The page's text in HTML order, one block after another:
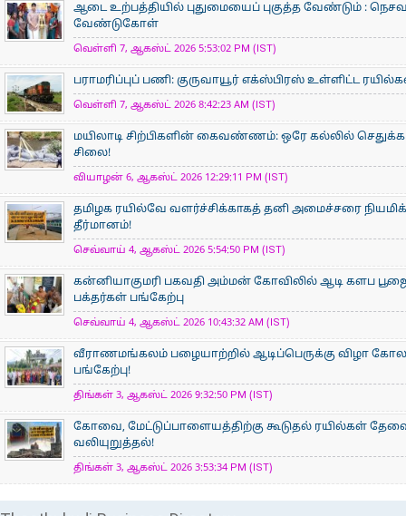
ஆடை உற்பத்தியில் புதுமையைப் புகுத்த வேண்டும் :
வேண்டுகோள்
வெள்ளி 7, ஆகஸ்ட் 2026 5:53:02 PM (IST)
பராமரிப்புப் பணி: குருவாயூர் எக்ஸ்பிரஸ் உள்ளிட்ட
வெள்ளி 7, ஆகஸ்ட் 2026 8:42:23 AM (IST)
மயிலாடி சிற்பிகளின் கைவண்ணம்: ஒரே கல்லில்
சிலை!
வியாழன் 6, ஆகஸ்ட் 2026 12:29:11 PM (IST)
தமிழக ரயில்வே வளர்ச்சிக்காகத் தனி அமைச்சரை
தீர்மானம்!
செவ்வாய் 4, ஆகஸ்ட் 2026 5:54:50 PM (IST)
கன்னியாகுமரி பகவதி அம்மன் கோவிலில் ஆடி களப
பக்தர்கள் பங்கேற்பு
செவ்வாய் 4, ஆகஸ்ட் 2026 10:43:32 AM (IST)
வீராணமங்கலம் பழையாற்றில் ஆடிப்பெருக்கு விழா
பங்கேற்பு!
திங்கள் 3, ஆகஸ்ட் 2026 9:32:50 PM (IST)
கோவை, மேட்டுப்பாளையத்திற்கு கூடுதல் ரயில்கள்
வலியுறுத்தல்!
திங்கள் 3, ஆகஸ்ட் 2026 3:53:34 PM (IST)